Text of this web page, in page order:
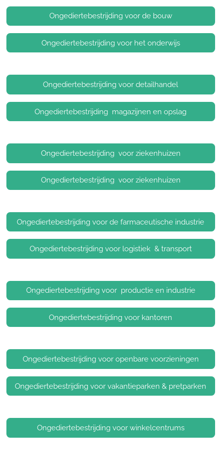
Ongediertebestrijding voor de bouw
Ongediertebestrijding voor het onderwijs
Ongediertebestrijding voor detailhandel
Ongediertebestrijding magazijnen en opslag
Ongediertebestrijding voor ziekenhuizen
Ongediertebestrijding voor ziekenhuizen
Ongediertebestrijding voor de farmaceutische industrie
Ongediertebestrijding voor logistiek & transport
Ongediertebestrijding voor productie en industrie
Ongediertebestrijding voor kantoren
Ongediertebestrijding voor openbare voorzieningen
Ongediertebestrijding voor vakantieparken & pretparken
Ongediertebestrijding voor winkelcentrums